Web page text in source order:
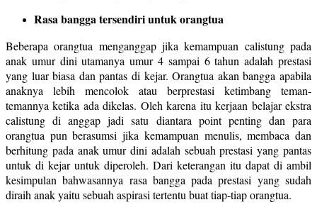
Rasa bangga tersendiri untuk orangtua
Beberapa orangtua menganggap jika kemampuan calistung pada
anak umur dini utamanya umur 4 sampai 6 tahun adalah prestasi
yang luar biasa dan pantas di kejar. Orangtua akan bangga apabila
anaknya lebih mencolok atau berprestasi ketimbang teman-
temannya ketika ada dikelas. Oleh karena itu kerjaan belajar ekstra
calistung di anggap jadi satu diantara point penting dan para
orangtua pun berasumsi jika kemampuan menulis, membaca dan
berhitung pada anak umur dini adalah sebuah prestasi yang pantas
untuk di kejar untuk diperoleh. Dari keterangan itu dapat di ambil
kesimpulan bahwasannya rasa bangga pada prestasi yang sudah
diraih anak yaitu sebuah aspirasi tertentu buat tiap-tiap orangtua.